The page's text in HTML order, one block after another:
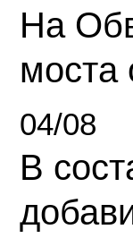
На
моста
04/08
В